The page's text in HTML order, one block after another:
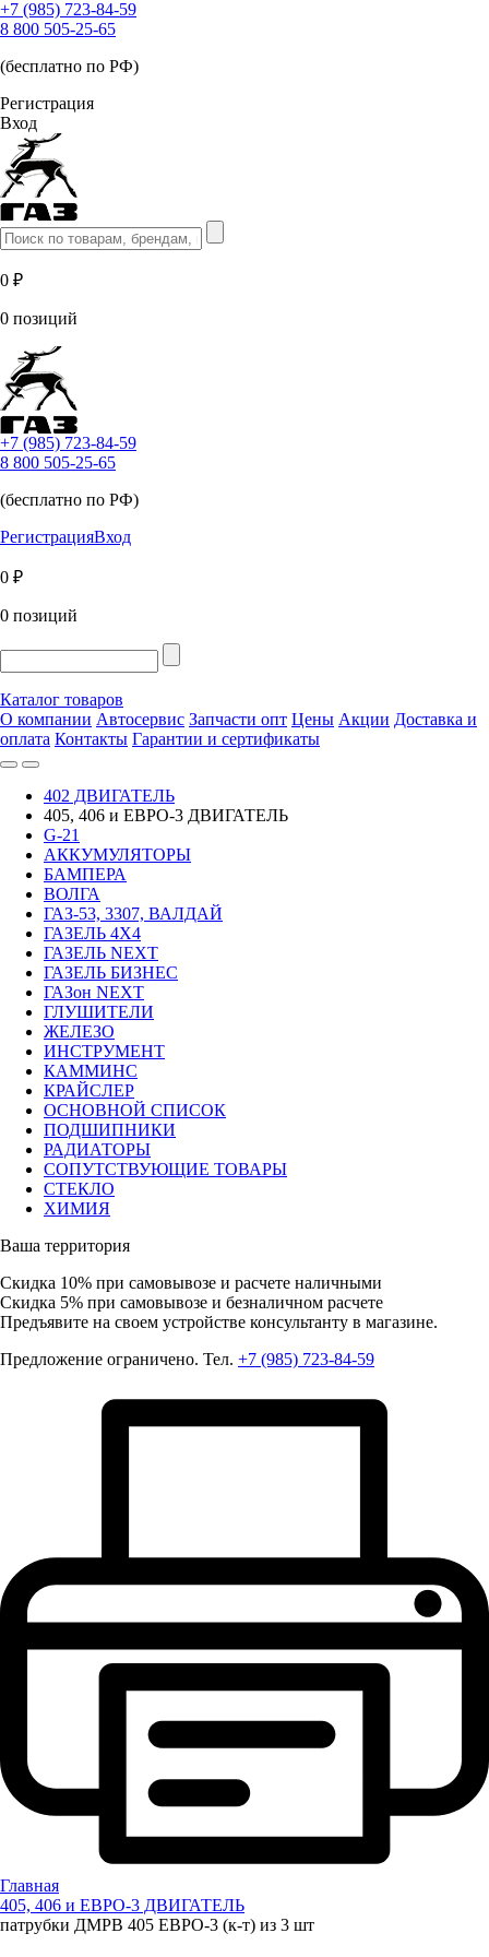
+7 (985) 723-84-59
8 800 505-25-65
(бесплатно по РФ)
Регистрация
Вход
0 ₽
0 позиций
+7 (985) 723-84-59
8 800 505-25-65
(бесплатно по РФ)
РегистрацияВход
0 ₽
0 позиций
Каталог товаров
О компании Автосервис Запчасти опт Цены Акции Доставка и
оплата Контакты Гарантии и сертификаты
402 ДВИГАТЕЛЬ
405, 406 и ЕВРО-3 ДВИГАТЕЛЬ
G-21
АККУМУЛЯТОРЫ
БАМПЕРА
ВОЛГА
ГАЗ-53, 3307, ВАЛДАЙ
ГАЗЕЛЬ 4Х4
ГАЗЕЛЬ NEXT
ГАЗЕЛЬ БИЗНЕС
ГАЗон NEXT
ГЛУШИТЕЛИ
ЖЕЛЕЗО
ИНСТРУМЕНТ
КАММИНС
КРАЙСЛЕР
ОСНОВНОЙ СПИСОК
ПОДШИПНИКИ
РАДИАТОРЫ
СОПУТСТВУЮЩИЕ ТОВАРЫ
СТЕКЛО
ХИМИЯ
Ваша территория
Скидка 10% при самовывозе и расчете наличными
Скидка 5% при самовывозе и безналичном расчете
Предъявите на своем устройстве консультанту в магазине.
Предложение ограничено. Тел. +7 (985) 723-84-59
Главная
405, 406 и ЕВРО-3 ДВИГАТЕЛЬ
патрубки ДМРВ 405 ЕВРО-3 (к-т) из 3 шт